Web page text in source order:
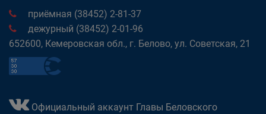
приёмная (38452) 2-81-37
дежурный (38452) 2-01-96
652600, Кемеровская обл., г. Белово, ул. Советская, 21
Официальный аккаунт Главы Беловского